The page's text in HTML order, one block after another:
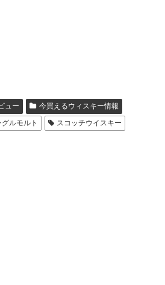
ュー
今買えるウィスキー情報
グルモルト
スコッチウイスキー